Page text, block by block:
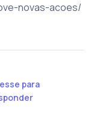
novas-acoes/
para